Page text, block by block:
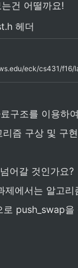
건 어떨까요!
헤더
eck/cs431/
구조를 이용하
즘 구상 및 구현
어갈 것인가요?
제에서는 알고
로 push_swap